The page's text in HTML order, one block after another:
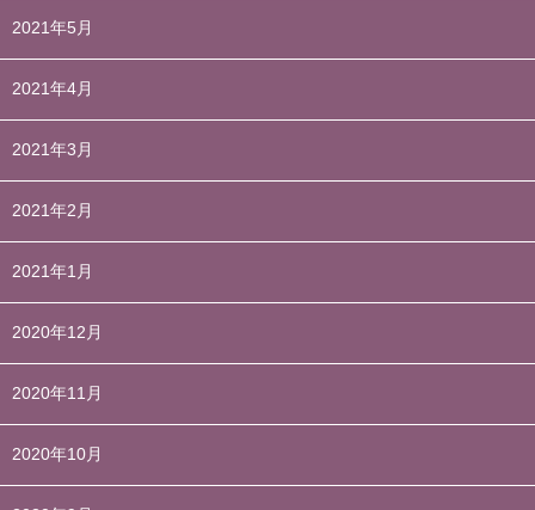
2021年5月
2021年4月
2021年3月
2021年2月
2021年1月
2020年12月
2020年11月
2020年10月